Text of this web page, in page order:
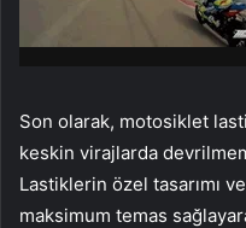
Son olarak, motosiklet
keskin virajlarda
Lastiklerin özel tasarımı
maksimum temas